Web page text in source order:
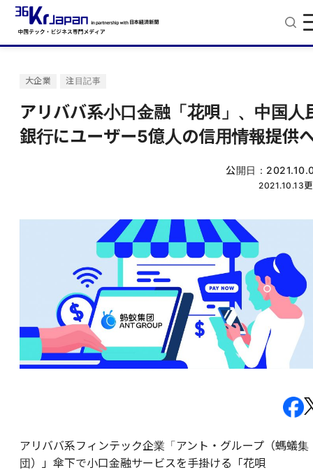
大企業 注目記事
アリババ系小口金融「花唄」、中国人
銀行にユーザー5億人の信用情報提供
公開日：
2021.10.13
アリババ系フィンテック企業「アント・グループ（螞蟻集
団）」傘下で小口金融サービスを手掛ける「花唄